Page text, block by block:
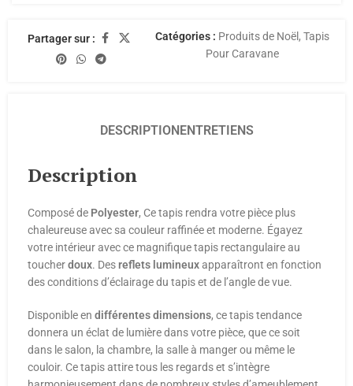
Partager sur : Catégories : Produits de Noël , Tapis
Pour Caravane
DESCRIPTIONENTRETIENS
Description
Composé de Polyester, Ce tapis rendra votre pièce plus
chaleureuse avec sa couleur raffinée et moderne. Égayez
votre intérieur avec ce magnifique tapis rectangulaire au
toucherdoux. Desreflets lumineuxapparaîtront en fonction
des conditions d’éclairage du tapis et de l’angle de vue.
Disponible en différentesdimensions, ce tapis tendance
donnera un éclat de lumière dans votre pièce, que ce soit
dans le salon, la chambre, la salle à manger ou même le
couloir. Ce tapis attire tous les regards et s’intègre